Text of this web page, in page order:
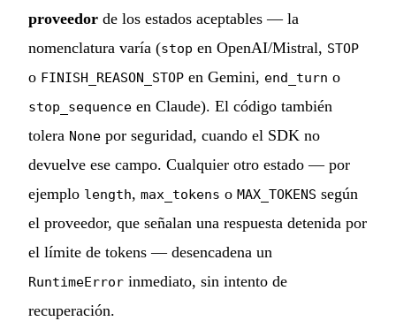
proveedor de los estados aceptables — la
nomenclatura varía (stop en OpenAI/Mistral, STOP
o FINISH_REASON_STOP en Gemini, end_turn o
stop_sequence en Claude). El código también
tolera None por seguridad, cuando el SDK no
devuelve ese campo. Cualquier otro estado — por
ejemplo length, max_tokens o MAX_TOKENS según
el proveedor, que señalan una respuesta detenida por
el límite de tokens — desencadena un
RuntimeError inmediato, sin intento de
recuperación.